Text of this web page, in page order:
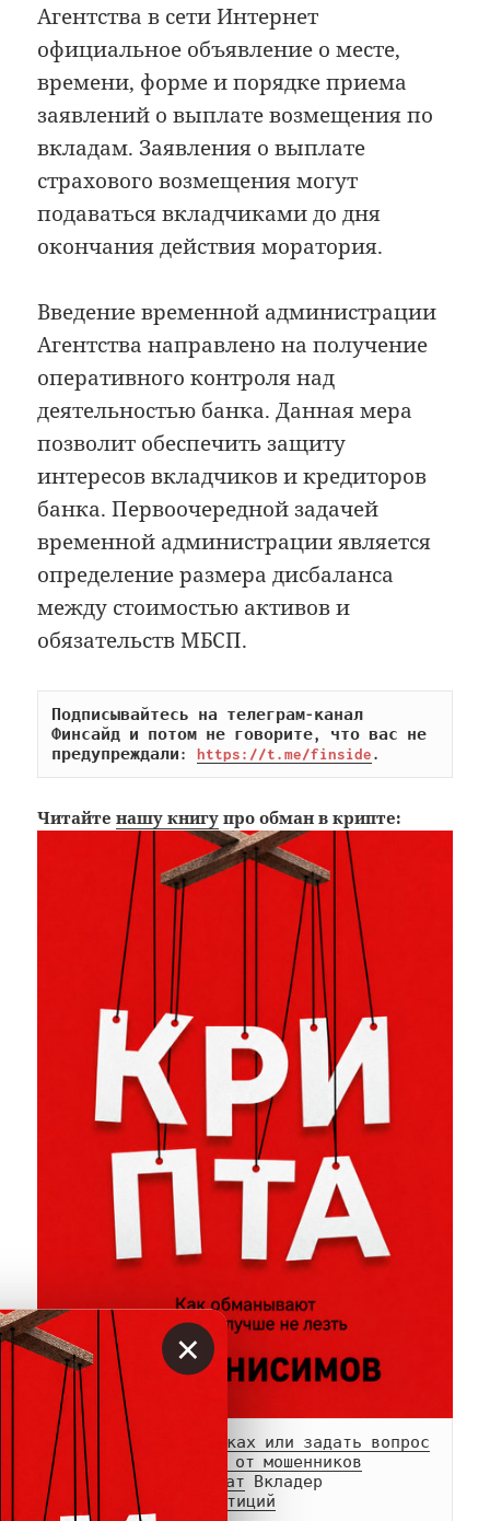
Агентства в сети Интернет
официальное объявление о месте,
времени, форме и порядке приема
заявлений о выплате возмещения по
вкладам. Заявления о выплате
страхового возмещения могут
подаваться вкладчиками до дня
окончания действия моратория.
Введение временной администрации
Агентства направлено на получение
оперативного контроля над
деятельностью банка. Данная мера
позволит обеспечить защиту
интересов вкладчиков и кредиторов
банка. Первоочередной задачей
временной администрации является
определение размера дисбаланса
между стоимостью активов и
обязательств МБСП.
Подписывайтесь на телеграм-канал
Финсайд и потом не говорите, что вас не
предупреждали: https://t.me/finside.
Читайтенашу книгу про обман в крипте:
Сообщить о мошенниках или задать вопрос
Памятка о возврате от мошенников
Телеграм-
чат
Белый список инвестиций
×